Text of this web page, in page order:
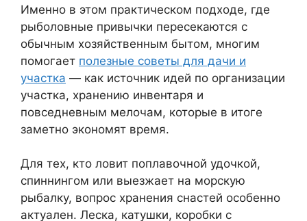
Именно в этом практическом подходе, где
рыболовные привычки пересекаются с
обычным хозяйственным бытом, многим
помогает полезные советы для дачи и
участка — как источник идей по организации
участка, хранению инвентаря и
повседневным мелочам, которые в итоге
заметно экономят время.
Для тех, кто ловит поплавочной удочкой,
спиннингом или выезжает на морскую
рыбалку, вопрос хранения снастей особенно
актуален. Леска, катушки, коробки с